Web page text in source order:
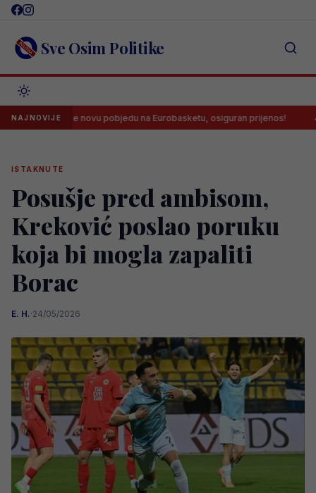
Skip
content Sve Osim Politike
NAJNOVIJE
traže novu pobjedu na Eurobasketu, osiguran prijenos! Velež
ISTAKNUTE
Posušje pred ambisom,
Kreković poslao poruku
koja bi mogla zapaliti
Borac
E. H.·24/05/2026